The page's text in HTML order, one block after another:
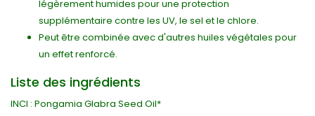
légèrement humides pour une protection
supplémentaire contre les UV, le sel et le chlore.
Peut être combinée avec d'autres huiles végétales pour
un effet renforcé.
Liste des ingrédients
INCI : Pongamia Glabra Seed Oil*